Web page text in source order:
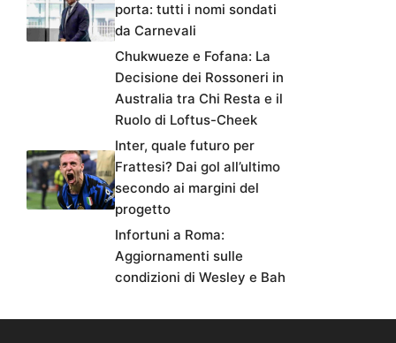
porta: tutti i nomi sondati
da Carnevali
Chukwueze e Fofana: La
Decisione dei Rossoneri in
Australia tra Chi Resta e il
Ruolo di Loftus-Cheek
Inter, quale futuro per
Frattesi? Dai gol all’ultimo
secondo ai margini del
progetto
Infortuni a Roma:
Aggiornamenti sulle
condizioni di Wesley e Bah